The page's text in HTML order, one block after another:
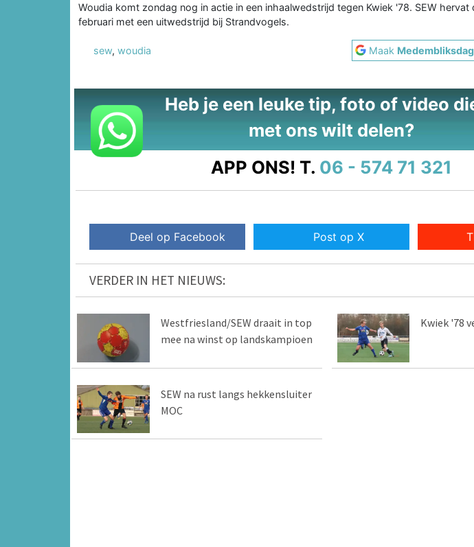
Woudia komt zondag nog in actie in een inhaalwedstrijd tegen Kwiek '78. SEW
februari met een uitwedstrijd bij Strandvogels.
sew, woudia Maak
Heb je een leuke tip, foto of video
met ons wilt delen?
APP ONS! T. 06 - 574 71 321
Deel op Facebook Post op X
VERDER IN HET NIEUWS:
Westfriesland/SEW draait in top
mee na winst op landskampioen
Kwiek '78
SEW na rust langs hekkensluiter
MOC